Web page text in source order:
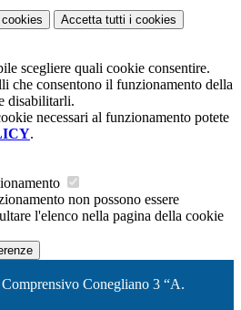
Accetta tutti i cookies
scegliere quali cookie consentire.
che consentono il funzionamento della
disabilitarli.
necessari al funzionamento potete
.
non possono essere
l'elenco nella pagina della cookie
Conegliano 3 “A.